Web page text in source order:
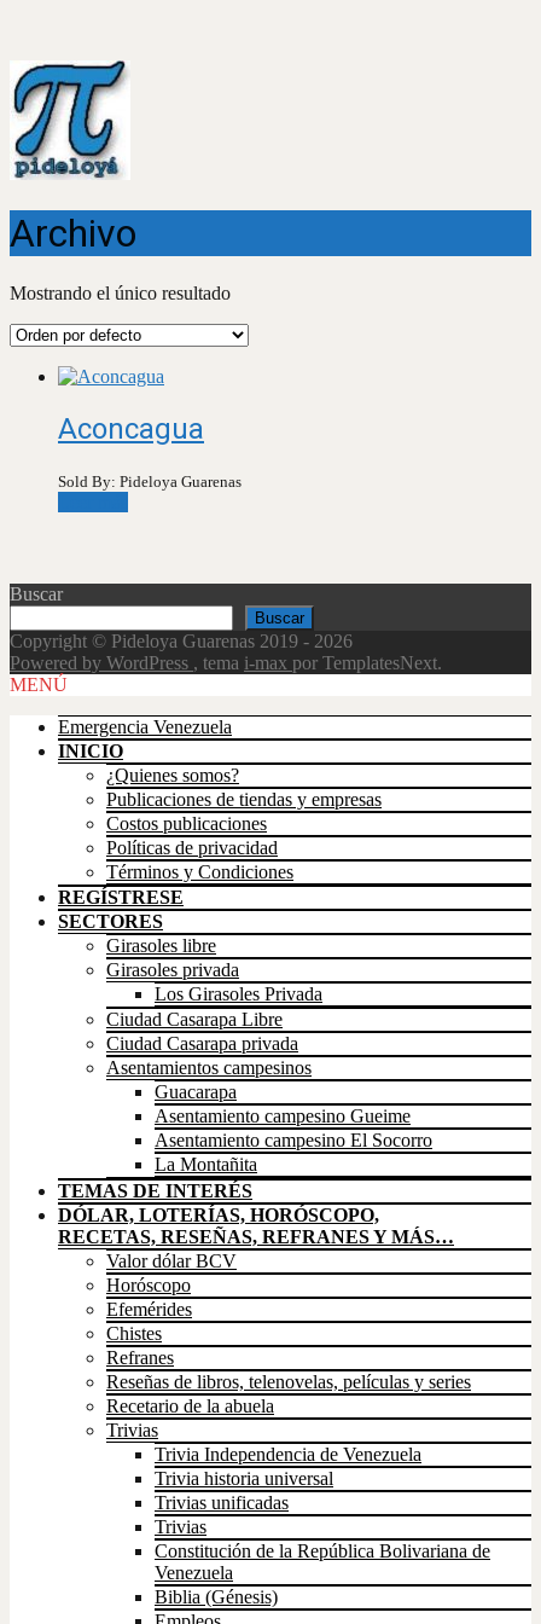
Archivo
Mostrando el único resultado
Aconcagua
Sold By: Pideloya Guarenas
Buscar
Buscar
Copyright © Pideloya Guarenas 2019 - 2026
Powered by WordPress , tema i-max por TemplatesNext.
Scroll
MENÚ
Emergencia Venezuela
INICIO
¿Quienes somos?
Publicaciones de tiendas y empresas
Costos publicaciones
Políticas de privacidad
Términos y Condiciones
REGÍSTRESE
SECTORES
Girasoles libre
Girasoles privada
Los Girasoles Privada
Ciudad Casarapa Libre
Ciudad Casarapa privada
Asentamientos campesinos
Guacarapa
Asentamiento campesino Gueime
Asentamiento campesino El Socorro
La Montañita
TEMAS DE INTERÉS
DÓLAR, LOTERÍAS, HORÓSCOPO,
RECETAS, RESEÑAS, REFRANES Y MÁS…
Valor dólar BCV
Horóscopo
Efemérides
Chistes
Refranes
Reseñas de libros, telenovelas, películas y series
Recetario de la abuela
Trivias
Trivia Independencia de Venezuela
Trivia historia universal
Trivias unificadas
Trivias
Constitución de la República Bolivariana de
Venezuela
Biblia (Génesis)